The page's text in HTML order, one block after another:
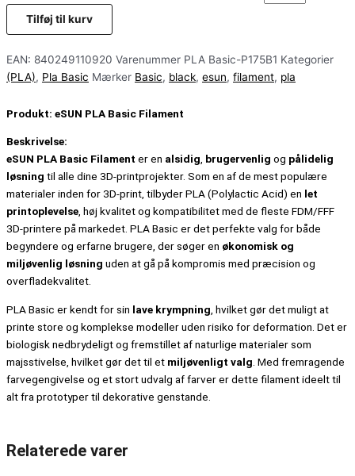
Tilføj til kurv
EAN: 840249110920 Varenummer PLA Basic-P175B1 Kategorier
(PLA), Pla Basic Mærker Basic, black, esun, filament, pla
Produkt: eSUN PLA Basic Filament
Beskrivelse:
eSUN PLA Basic Filament er en alsidig, brugervenlig og pålidelig
løsning til alle dine 3D-printprojekter. Som en af de mest populære
materialer inden for 3D-print, tilbyder PLA (Polylactic Acid) en let
printoplevelse, høj kvalitet og kompatibilitet med de fleste FDM/FFF
3D-printere på markedet. PLA Basic er det perfekte valg for både
begyndere og erfarne brugere, der søger en økonomisk og
miljøvenlig løsning uden at gå på kompromis med præcision og
overfladekvalitet.
PLA Basic er kendt for sin lave krympning , hvilket gør det muligt at
printe store og komplekse modeller uden risiko for deformation. Det er
biologisk nedbrydeligt og fremstillet af naturlige materialer som
majsstivelse, hvilket gør det til et miljøvenligt valg . Med fremragende
farvegengivelse og et stort udvalg af farver er dette filament ideelt til
alt fra prototyper til dekorative genstande.
Relaterede varer